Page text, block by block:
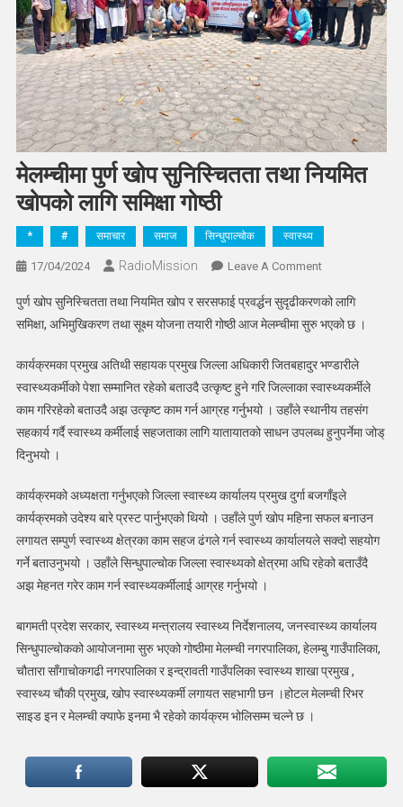
मेलम्चीमा पुर्ण खोप सुनिस्चितता तथा नियमित
खोपको लागि समिक्षा गोष्ठी
* # समाचार समाज सिन्धुपाल्चोक स्वास्थ्य
17/04/2024 RadioMission Leave A CommentOn
पुर्ण
खोप
तथा
नियमित
खोपको
लागि
पुर्ण खोप सुनिस्चितता तथा नियमित खोप र सरसफाई प्रवर्द्धन सुदृढीकरणको लागि
समिक्षा, अभिमुखिकरण तथा सूक्ष्म योजना तयारी गोष्ठी आज मेलम्चीमा सुरु भएको छ ।
कार्यक्रमका प्रमुख अतिथी सहायक प्रमुख जिल्ला अधिकारी जितबहादुर भण्डारीले
स्वास्थ्यकर्मीको पेशा सम्मानित रहेको बताउदै उत्कृष्ट हुने गरि जिल्लाका स्वास्थ्यकर्मीले
काम गरिरहेको बताउदै अझ उत्कृष्ट काम गर्न आग्रह गर्नुभयो । उहाँले स्थानीय तहसंग
सहकार्य गर्दै स्वास्थ्य कर्मीलाई सहजताका लागि यातायातको साधन उपलब्ध हुनुपर्नेमा जोड्
दिनुभयो ।
कार्यक्रमको अध्यक्षता गर्नुभएको जिल्ला स्वास्थ्य कार्यालय प्रमुख दुर्गा बजगाँइले
कार्यक्रमको उदेश्य बारे प्रस्ट पार्नुभएको थियो । उहाँले पुर्ण खोप महिना सफल बनाउन
लगायत सम्पुर्ण स्वास्थ्य क्षेत्रका काम सहज ढंगले गर्न स्वास्थ्य कार्यालयले सक्दो सहयोग
गर्ने बताउनुभयो । उहाँले सिन्धुपाल्चोक जिल्ला स्वास्थ्यको क्षेत्रमा अघि रहेको बताउँदै
अझ मेहनत गरेर काम गर्न स्वास्थ्यकर्मीलाई आग्रह गर्नुभयो ।
बागमती प्रदेश सरकार, स्वास्थ्य मन्त्रालय स्वास्थ्य निर्देशनालय, जनस्वास्थ्य कार्यालय
सिन्धुपाल्चोकको आयोजनामा सुरु भएको गोष्ठीमा मेलम्ची नगरपालिका, हेलम्बु गाउँपालिका,
चौतारा साँगाचोकगढी नगरपालिका र इन्द्रावती गाउँपलिका स्वास्थ्य शाखा प्रमुख ,
स्वास्थ्य चौकी प्रमुख, खोप स्वास्थ्यकर्मी लगायत सहभागी छन ।होटल मेलम्ची रिभर
साइड इन र मेलम्ची क्याफे इनमा भै रहेको कार्यक्रम भोलिसम्म चल्ने छ ।